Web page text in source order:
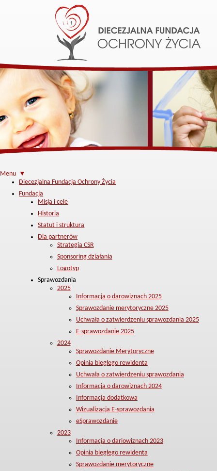
Menu ▼
Diecezjalna Fundacja Ochrony Życia
Fundacja
Misja i cele
Historia
Statut i struktura
Dla partnerów
Strategia CSR
Sponsoring działania
Logotyp
Sprawozdania
2025
Informacja o darowiznach 2025
Sprawozdanie merytoryczne 2025
Uchwała o zatwierdzeniu sprawozdania 2025
E-sprawozdanie 2025
2024
Sprawozdanie Merytoryczne
Opinia biegłego rewidenta
Uchwała o zatwierdzeniu sprawozdania
Informacja o darowiznach 2024
Informacja dodatkowa
Wizualizacja E-sprawozdania
eSprawozdanie
2023
Informacja o dariowiznach 2023
Opinia biegłego rewidenta
Sprawozdanie merytoryczne